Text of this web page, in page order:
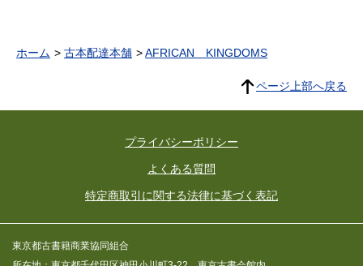
ホーム 古本配達本舗 AFRICAN KINGDOMS
ページ上部へ戻る
プライバシーポリシー
よくある質問
特定商取引に関する法律に基づく表記
東京都古書籍商業協同組合